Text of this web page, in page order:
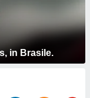
in Brasile.